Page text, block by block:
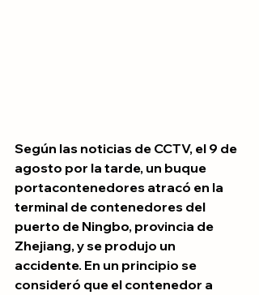
Según las noticias de CCTV, el 9 de
agosto por la tarde, un buque
portacontenedores atracó en la
terminal de contenedores del
puerto de Ningbo, provincia de
Zhejiang, y se produjo un
accidente. En un principio se
consideró que el contenedor a